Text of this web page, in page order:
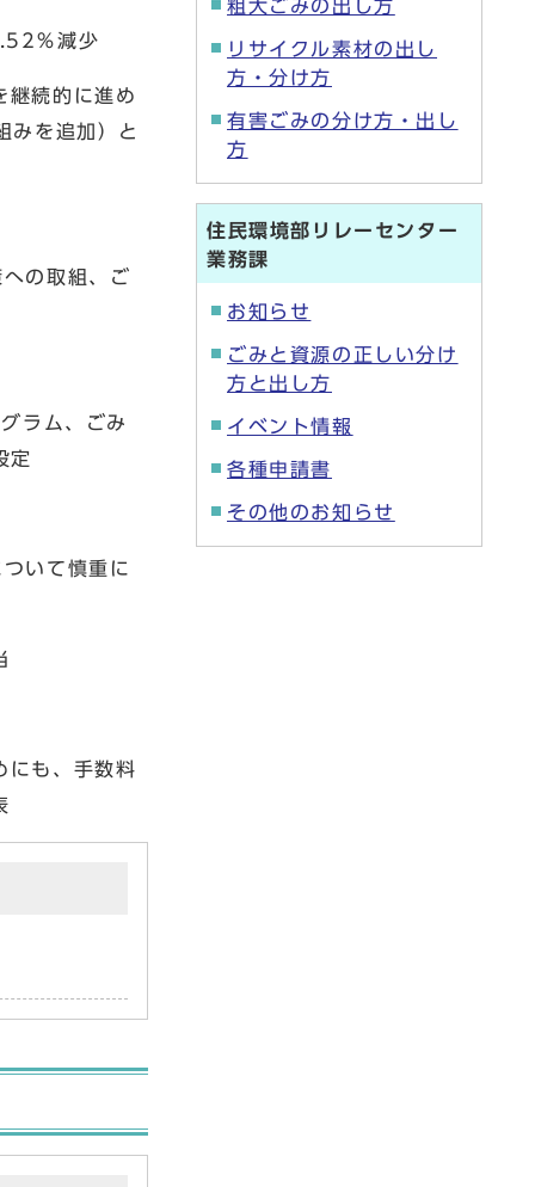
％減少
継続的に進め
みを追加）と
の取組、ご
ラム、ごみ
定
いて慎重に
にも、手数料
粗大ごみの出し方
リサイクル素材の出し
方・分け方
有害ごみの分け方・出し
方
住民環境部リレーセンター
業務課
お知らせ
ごみと資源の正しい分け
方と出し方
イベント情報
各種申請書
その他のお知らせ